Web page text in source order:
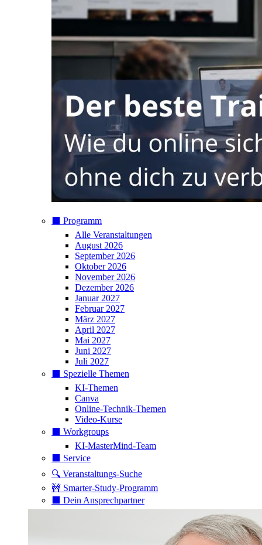
⬛️ Programm
Alle Veranstaltungen
August 2026
September 2026
Oktober 2026
November 2026
Dezember 2026
Januar 2027
Februar 2027
März 2027
April 2027
Mai 2027
Juni 2027
Juli 2027
⬛️ Spezielle Themen
KI-Themen
Canva
Online-Technik-Themen
Video-Kurse
⬛️ Workgroups
KI-MasterMind-Team
⬛️ Service
🔍 Veranstaltungs-Suche
🚧 Smarter-Study-Programm
⬛️ Dein Ansprechpartner